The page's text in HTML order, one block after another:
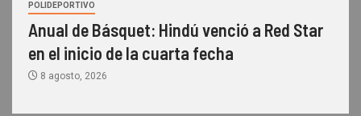
POLIDEPORTIVO
Anual de Básquet: Hindú venció a Red Star
en el inicio de la cuarta fecha
8 agosto, 2026